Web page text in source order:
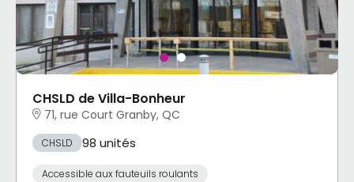
CHSLD de Villa-Bonheur
71, rue Court Granby, QC
CHSLD 98 unités
Accessible aux fauteuils roulants